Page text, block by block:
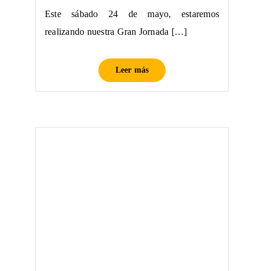
Este sábado 24 de mayo, estaremos
realizando nuestra Gran Jornada […]
Leer más